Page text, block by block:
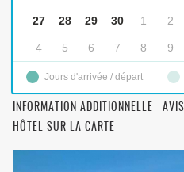
27 28 29 30 1 2
4 5 6 7 8 9
Jours d'arrivée / départ
Bali Niksoma Boutique
DESCRIPTION
OPTION DE
INFORMATION ADDITIONNELLE
HÔTEL SUR LA CARTE